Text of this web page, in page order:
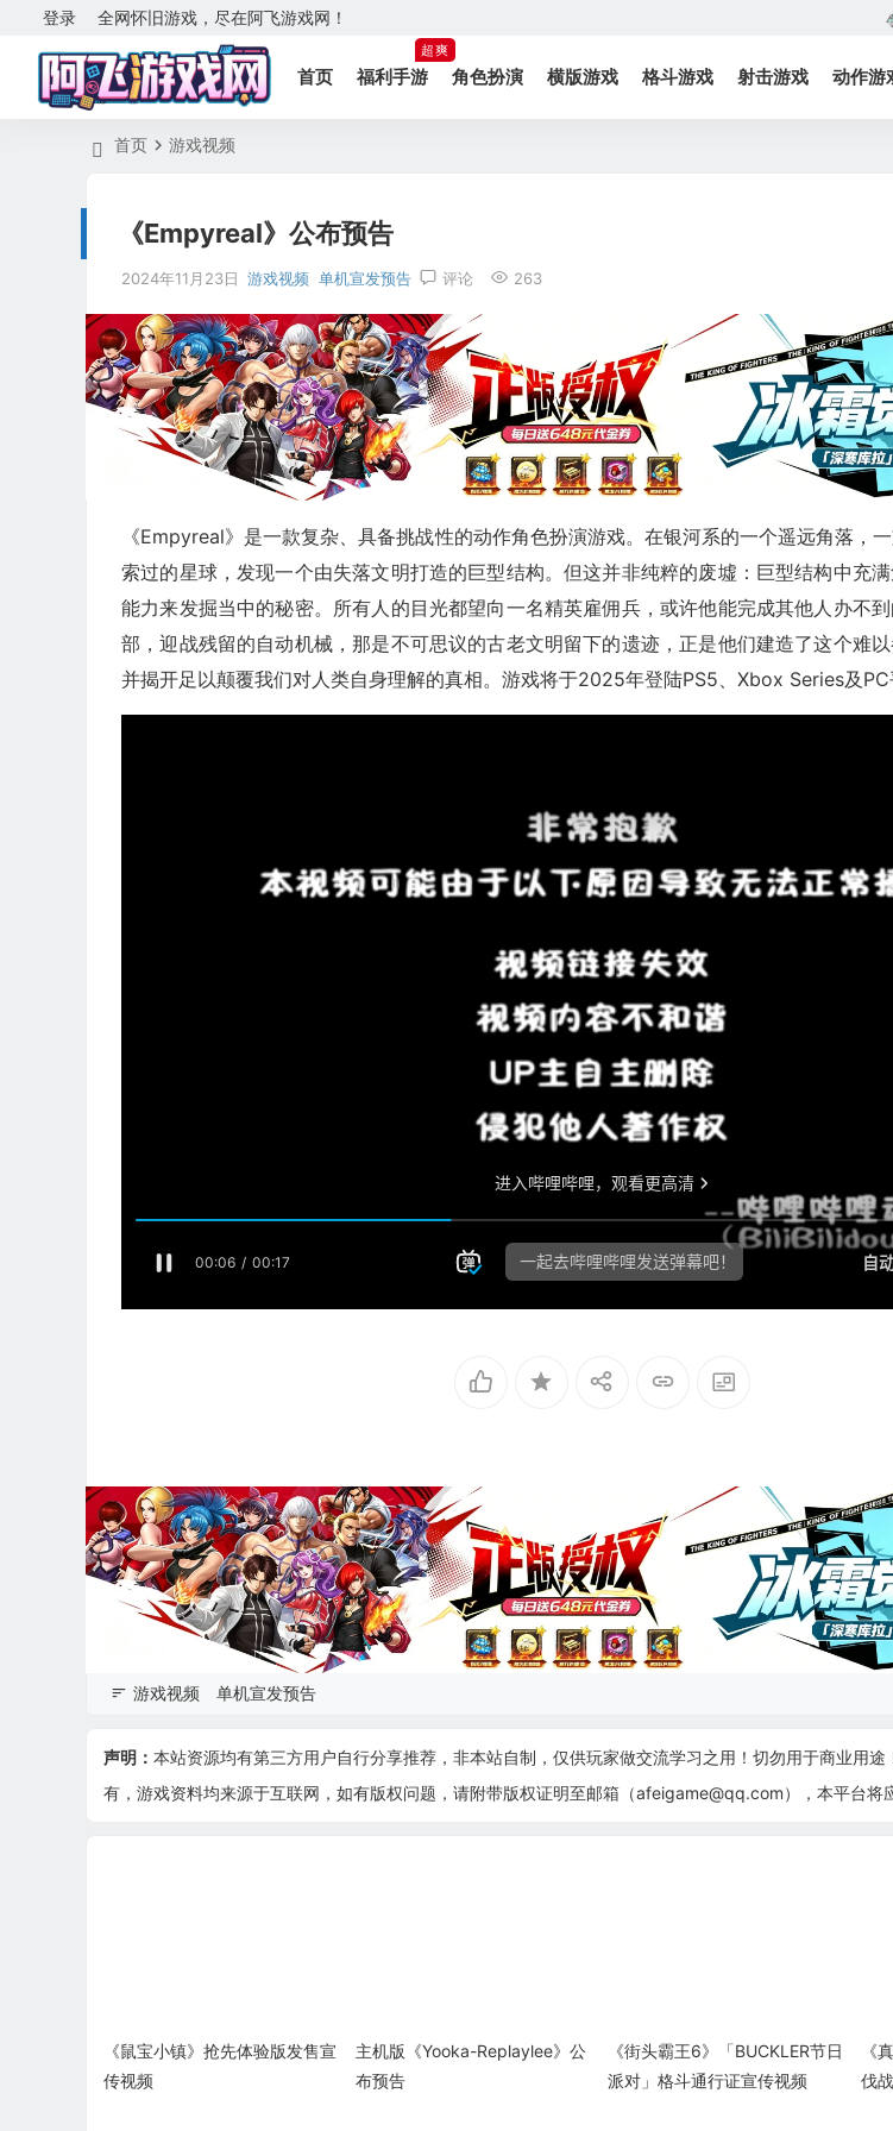
全网怀旧游戏，尽在阿飞游戏网！
登录
首页 福利手游
超爽
角色扮演 横版游戏 格斗游戏 射击游戏 动作游
首页 游戏视频
《Empyreal》公布预告
2024年11月23日 游戏视频 单机宣发预告 评论 263
《Empyreal》是一款复杂、具备挑战性的动作角色扮演游戏。在银河系的一个遥远角落，
索过的星球，发现一个由失落文明打造的巨型结构。但这并非纯粹的废墟：巨型结构中充
能力来发掘当中的秘密。所有人的目光都望向一名精英雇佣兵，或许他能完成其他人办不
部，迎战残留的自动机械，那是不可思议的古老文明留下的遗迹，正是他们建造了这个难
并揭开足以颠覆我们对人类自身理解的真相。游戏将于2025年登陆PS5、Xbox Series及PC
游戏视频 单机宣发预告
声明： 本站资源均有第三方用户自行分享推荐，非本站自制，仅供玩家做交流学习之用！切勿用于商业用
有，游戏资料均来源于互联网，如有版权问题，请附带版权证明至邮箱（afeigame@qq.com），本平台将
《鼠宝小镇》抢先体验版发售宣
传视频
主机版《Yooka-Replaylee》公
布预告
《街头霸王6》「BUCKLER节日
派对」格斗通行证宣传视频
《
伐